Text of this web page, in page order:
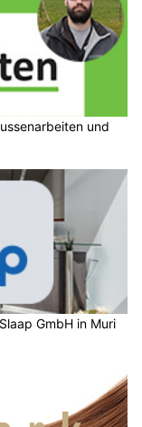
und
GmbH in Muri